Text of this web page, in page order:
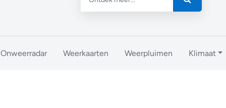
Onweerradar Weerkaarten Weerpluimen Klimaat